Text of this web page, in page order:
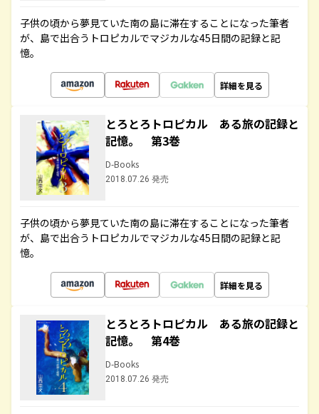
子供の頃から夢見ていた南の島に滞在することになった筆者
が、島で出合うトロピカルでマジカルな45日間の記録と記
憶。
詳細を見る
とろとろトロピカル ある旅の記録と
記憶。 第3巻
D-Books
2018.07.26 発売
子供の頃から夢見ていた南の島に滞在することになった筆者
が、島で出合うトロピカルでマジカルな45日間の記録と記
憶。
詳細を見る
とろとろトロピカル ある旅の記録と
記憶。 第4巻
D-Books
2018.07.26 発売